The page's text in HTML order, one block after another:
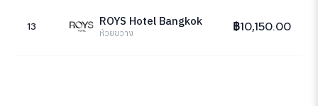
13 ROYS Hotel Bangkok
ห้วยขวาง ฿10,150.00